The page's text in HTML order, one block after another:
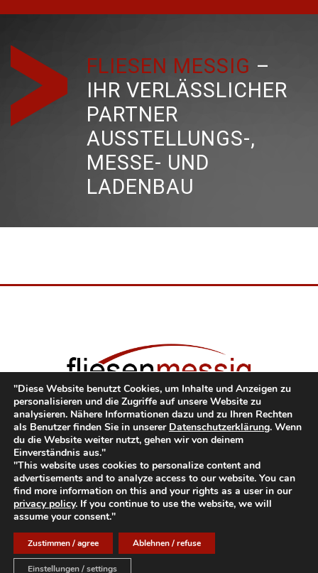
FLIESEN MESSIG –
IHR VERLÄSSLICHER
PARTNER
AUSSTELLUNGS-,
MESSE- UND
LADENBAU
fliesen-messig GmbH| Dorfstraße 38b | 09579
Grünhainichen OT Waldkirchen
E-Mail:info@fliesen-messig.de| Tel:0049 037294 /
96800| Fax: 037294 / 96802
DATENSCHUTZ IMPRESSUM
"Diese Website benutzt Cookies, um Inhalte und Anzeigen zu
personalisieren und die Zugriffe auf unsere Website zu
analysieren. Nähere Informationen dazu und zu Ihren Rechten
als Benutzer finden Sie in unserer Datenschutzerklärung. Wenn
du die Website weiter nutzt, gehen wir von deinem
Einverständnis aus."
"This website uses cookies to personalize content and
advertisements and to analyze access to our website. You can
find more information on this and your rights as a user in our
privacy policy. If you continue to use the website, we will
assume your consent."
Zustimmen / agree Ablehnen / refuse
Einstellungen / settings